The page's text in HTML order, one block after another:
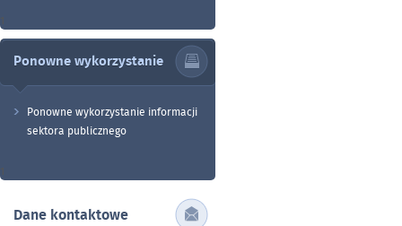
Ponowne wykorzystanie
Ponowne wykorzystanie informacji
sektora publicznego
Dane kontaktowe